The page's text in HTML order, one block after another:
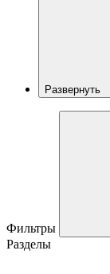
Развернуть
Фильтры
Разделы